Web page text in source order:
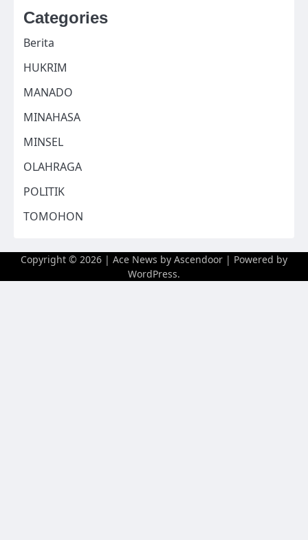
Categories
Berita
HUKRIM
MANADO
MINAHASA
MINSEL
OLAHRAGA
POLITIK
TOMOHON
Copyright © 2026 | Ace News by Ascendoor | Powered by
WordPress.